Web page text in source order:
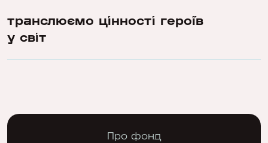
транслюємо цінності героїв
у світ
Про фонд